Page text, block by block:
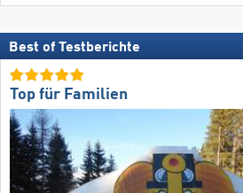
Best of Testberichte
Top für Familien